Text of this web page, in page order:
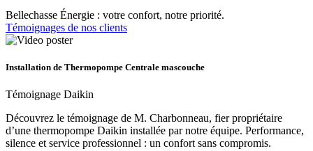
Bellechasse Énergie : votre confort, notre priorité.
Témoignages de nos clients
Installation de Thermopompe Centrale mascouche
Témoignage Daikin
Découvrez le témoignage de M. Charbonneau, fier propriétaire
d’une thermopompe Daikin installée par notre équipe. Performance,
silence et service professionnel : un confort sans compromis.